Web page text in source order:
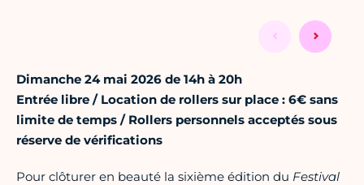
Dimanche 24 mai 2026 de 14h à 20h
Entrée libre / Location de rollers sur place : 6€ sans
limite de temps / Rollers personnels acceptés sous
réserve de vérifications
Pour clôturer en beauté la sixième édition du Festival